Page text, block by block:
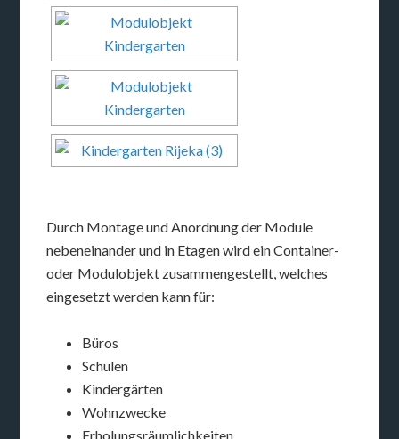
Durch Montage und Anordnung der Module
nebeneinander und in Etagen wird ein Container-
oder Modulobjekt zusammengestellt, welches
eingesetzt werden kann für:
Büros
Schulen
Kindergärten
Wohnzwecke
Erholungsräumlichkeiten